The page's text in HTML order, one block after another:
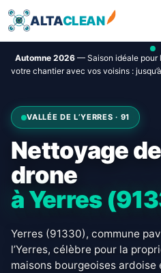
ALTACLEAN
Automne 2026— Saison idéale pour
votre chantier avec vos voisins :
VALLÉE DE L’YERRES · 91
Nettoyage
drone
à Yerres
Yerres (91330), commune
l’Yerres, célèbre pour la
maisons bourgeoises